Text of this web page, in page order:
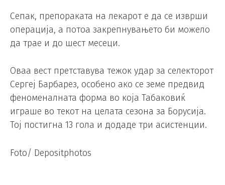
Сепак, препораката на лекарот е да се изврши
операција, а потоа закрепнувањето би можело
да трае и до шест месеци.
Оваа вест претставува тежок удар за селекторот
Сергеј Барбарез, особено ако се земе предвид
феноменалната форма во која Табаковиќ
играше во текот на целата сезона за Борусија.
Тој постигна 13 гола и додаде три асистенции.
Foto/ Depositphotos